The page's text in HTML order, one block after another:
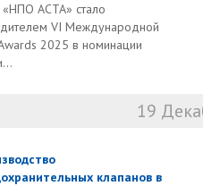
АСТА» стало
VI Международной
2025 в номинации
19
клапанов в